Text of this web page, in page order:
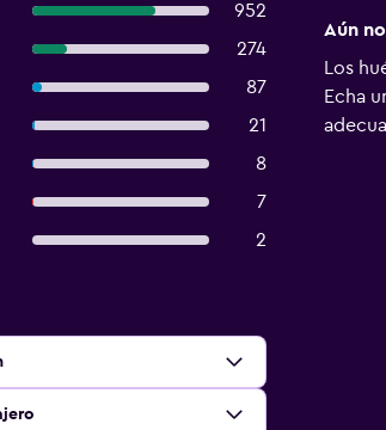
952
274
87
21
8
7
2
Aún
Los
Echa